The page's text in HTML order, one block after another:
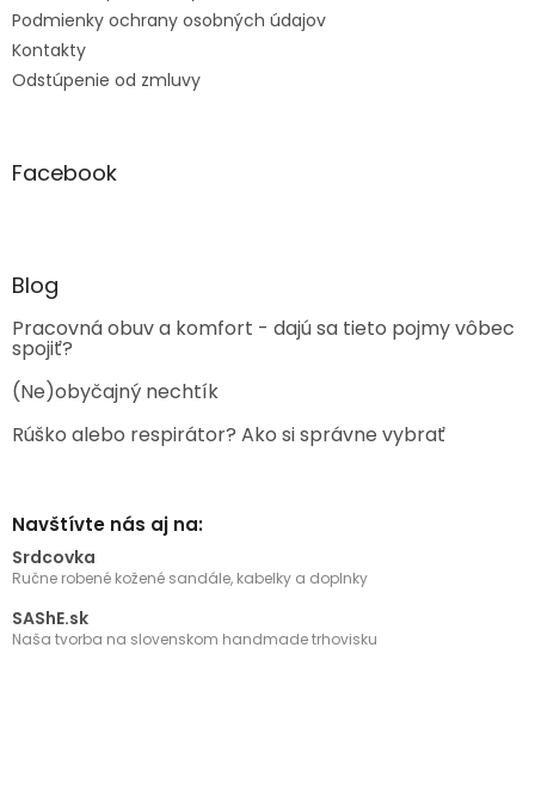
Podmienky ochrany osobných údajov
Kontakty
Odstúpenie od zmluvy
Facebook
Blog
Pracovná obuv a komfort - dajú sa tieto pojmy vôbec
spojiť?
(Ne)obyčajný nechtík
Rúško alebo respirátor? Ako si správne vybrať
Navštívte nás aj na:
Srdcovka
Ručne robené kožené sandále, kabelky a doplnky
SAShE.sk
Naša tvorba na slovenskom handmade trhovisku